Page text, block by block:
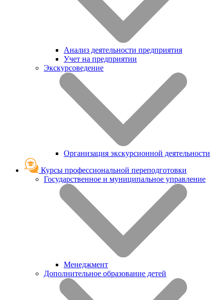
Анализ деятельности предприятия
Учет на предприятии
Экскурсоведение
Организация экскурсионной деятельности
Курсы профессиональной переподготовки
Государственное и муниципальное управление
Менеджмент
Дополнительное образование детей